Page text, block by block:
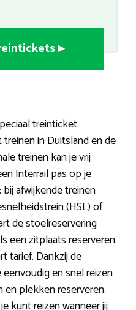
▸
treinticket
in Duitsland en de
treinen kan je vrij
Interrail pas op je
afwijkende treinen
(HSL) of
de stoelreservering
een zitplaats reserveren.
tarief. Dankzij de
en snel reizen
plekken reserveren.